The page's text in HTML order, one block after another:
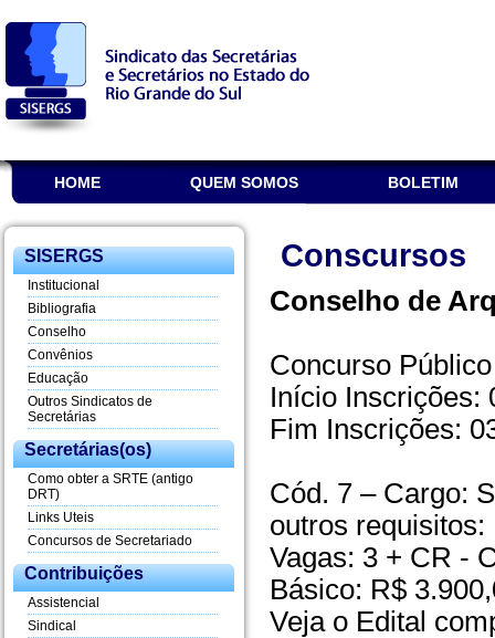
HOME QUEM SOMOS BOLETIM
SISERGS
Institucional
Bibliografia
Conselho
Convênios
Educação
Outros Sindicatos de
Secretárias
Secretárias(os)
Como obter a SRTE (antigo
DRT)
Links Uteis
Concursos de Secretariado
Contribuições
Assistencial
Sindical
Conscursos
Conselho de
Concurso
Início Inscrições:
Fim Inscrições:
Cód. 7 – Cargo:
outros
Vagas: 3 + CR -
Básico: R$
Veja o Edital